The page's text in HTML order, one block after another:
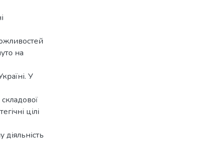
на
У
цілі